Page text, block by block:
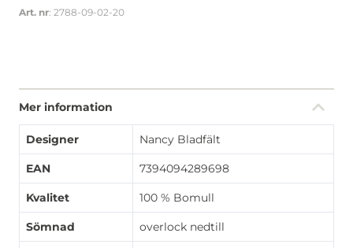
Art. nr: 2788-09-02-20
Mer information
Designer Nancy Bladfält
EAN 7394094289698
Kvalitet 100 % Bomull
Sömnad overlock nedtill